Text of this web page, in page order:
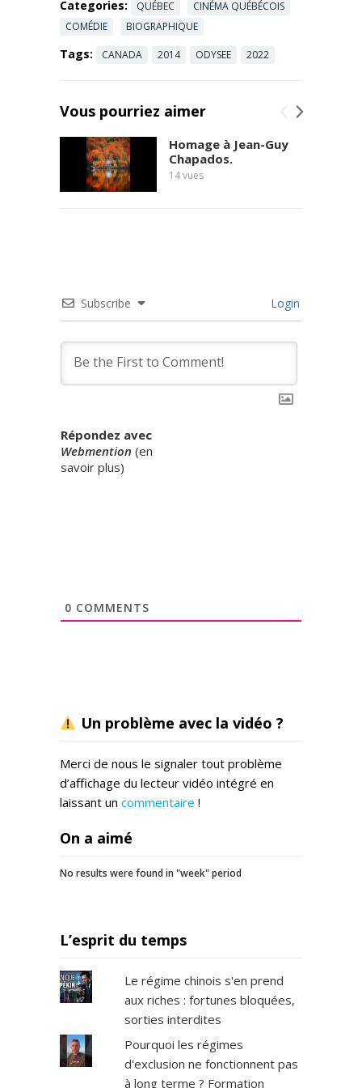
Lyons quand
Barrette
député du
Categories: QUÉBEC
CINÉMA QUÉBÉCOIS
COMÉDIE
BIOGRAPHIQUE
Tags: CANADA 2014 ODYSEE 2022
Vous pourriez aimer
Homage à Jean-Guy
Chapados.
14vues
Subscribe Login
Répondez avec
Webmention (en
savoir plus)
0 COMMENTS
Un problème avec la vidéo ?
Merci de nous le signaler tout problème
d’affichage du lecteur vidéo intégré en
laissant un commentaire !
On a aimé
No results were found in "week" period
L’esprit du temps
Le régime chinois s'en prend
aux riches : fortunes bloquées,
sorties interdites
Pourquoi les régimes
d'exclusion ne fonctionnent pas
à long terme ? Formation